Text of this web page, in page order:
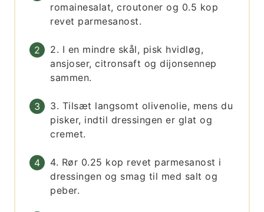
romainesalat, croutoner og 0.5 kop
revet parmesanost.
2. I en mindre skål, pisk hvidløg,
ansjoser, citronsaft og dijonsennep
sammen.
3. Tilsæt langsomt olivenolie, mens du
pisker, indtil dressingen er glat og
cremet.
4. Rør 0.25 kop revet parmesanost i
dressingen og smag til med salt og
peber.